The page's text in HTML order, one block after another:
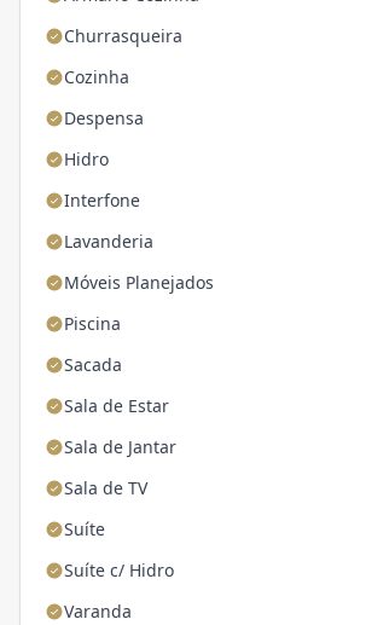
Churrasqueira
Cozinha
Despensa
Hidro
Interfone
Lavanderia
Móveis Planejados
Piscina
Sacada
Sala de Estar
Sala de Jantar
Sala de TV
Suíte
Suíte c/ Hidro
Varanda